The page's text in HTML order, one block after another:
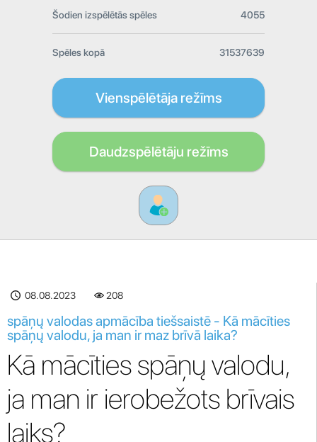
Šodien izspēlētās spēles 4055
Spēles kopā 31537639
Vienspēlētāja režīms
Daudzspēlētāju režīms
08.08.2023 208
spāņų valodas apmācība tiešsaistē - Kā mācīties
spāņų valodu, ja man ir maz brīvā laika?
Kā mācīties spāņų valodu,
ja man ir ierobežots brīvais
laiks?